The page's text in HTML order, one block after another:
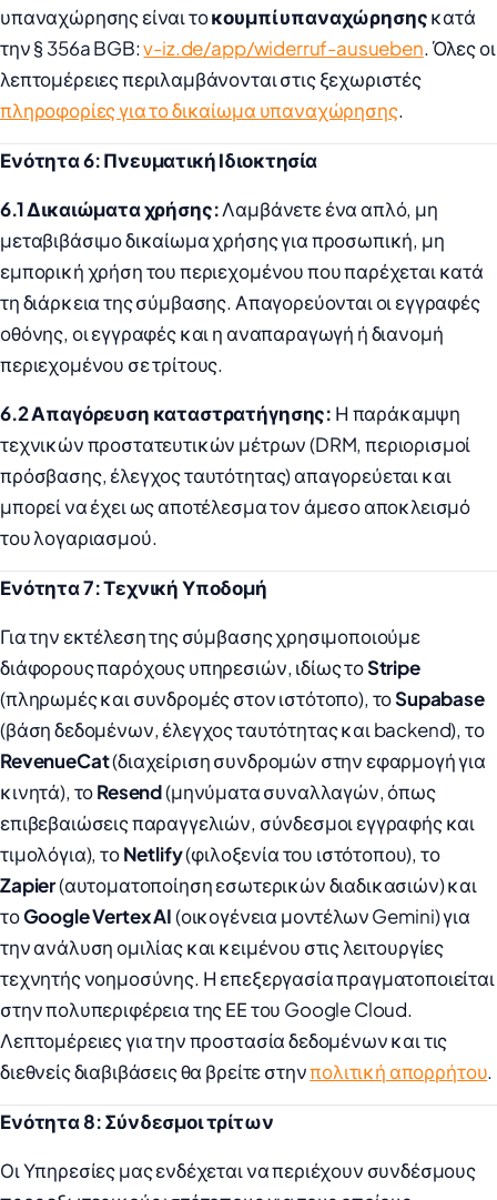
υπαναχώρησης είναι τοκουμπί υπαναχώρησηςκατά
την § 356a BGB:v-iz.de/app/widerruf-ausueben. Όλες οι
λεπτομέρειες περιλαμβάνονται στις ξεχωριστές
πληροφορίες για το δικαίωμα υπαναχώρησης.
Ενότητα 6: Πνευματική Ιδιοκτησία
6.1 Δικαιώματα χρήσης:Λαμβάνετε ένα απλό, μη
μεταβιβάσιμο δικαίωμα χρήσης για προσωπική, μη
εμπορική χρήση του περιεχομένου που παρέχεται κατά
τη διάρκεια της σύμβασης. Απαγορεύονται οι εγγραφές
οθόνης, οι εγγραφές και η αναπαραγωγή ή διανομή
περιεχομένου σε τρίτους.
6.2 Απαγόρευση καταστρατήγησης: Η παράκαμψη
τεχνικών προστατευτικών μέτρων (DRM, περιορισμοί
πρόσβασης, έλεγχος ταυτότητας) απαγορεύεται και
μπορεί να έχει ως αποτέλεσμα τον άμεσο αποκλεισμό
του λογαριασμού.
Ενότητα 7: Τεχνική Υποδομή
Για την εκτέλεση της σύμβασης χρησιμοποιούμε
διάφορους παρόχους υπηρεσιών, ιδίως τοStripe
(πληρωμές και συνδρομές στον ιστότοπο), τοSupabase
(βάση δεδομένων, έλεγχος ταυτότητας και backend), το
RevenueCat(διαχείριση συνδρομών στην εφαρμογή για
κινητά), τοResend(μηνύματα συναλλαγών, όπως
επιβεβαιώσεις παραγγελιών, σύνδεσμοι εγγραφής και
τιμολόγια), τοNetlify(φιλοξενία του ιστότοπου), το
Zapier(αυτοματοποίηση εσωτερικών διαδικασιών) και
τοGoogle Vertex AI(οικογένεια μοντέλων Gemini) για
την ανάλυση ομιλίας και κειμένου στις λειτουργίες
τεχνητής νοημοσύνης. Η επεξεργασία πραγματοποιείται
στην πολυπεριφέρεια της ΕΕ του Google Cloud.
Λεπτομέρειες για την προστασία δεδομένων και τις
διεθνείς διαβιβάσεις θα βρείτε στηνπολιτική απορρήτου.
Ενότητα 8: Σύνδεσμοι τρίτων
Οι Υπηρεσίες μας ενδέχεται να περιέχουν συνδέσμους